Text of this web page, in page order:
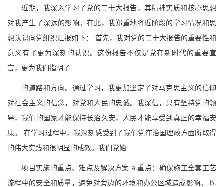
近期，我深入学习了党的二十大报告，其精神实质和核心思想
对我产生了深远的影响。在此，我郑重地将近阶段的学习情况和思
想认识向党组织汇报如下： 首先，我对党的二十大报告的重要性和
意义有了更为深刻的认识。这份报告不仅是党在新时代的重要宣
言，更为我们指明了
的道路和方向。通过学习，我更加坚定了对马克思主义的信仰
对社会主义的信念，对党和人民的忠诚。我深信，只有坚持党的领
导，我们的国家才能保持长治久安，人民才能享受到真正的幸福安
康。 在学习过程中，我深刻感受到了我们党在治国理政方面所取得
的伟大实践和很明显的成效。我们党始
项目实施的重点、难点及解决方案 a.重点：确保施工全套工艺
流程中的安全和质量，避免对旁边的环境和办公区域造成影响。 b.